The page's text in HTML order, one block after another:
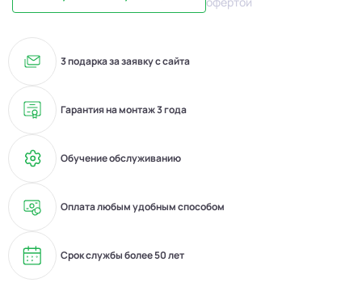
3 подарка за заявку с сайта
Гарантия на монтаж 3 года
Обучение обслуживанию
Оплата любым удобным способом
Срок службы более 50 лет